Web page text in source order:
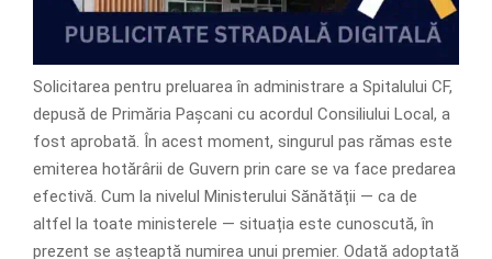
Solicitarea pentru preluarea în administrare a Spitalului CF,
depusă de Primăria Pașcani cu acordul Consiliului Local, a
fost aprobată. În acest moment, singurul pas rămas este
emiterea hotărârii de Guvern prin care se va face predarea
efectivă. Cum la nivelul Ministerului Sănătății — ca de
altfel la toate ministerele — situația este cunoscută, în
prezent se așteaptă numirea unui premier. Odată adoptată